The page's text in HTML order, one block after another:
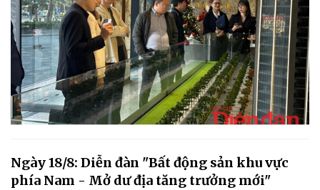
Ngày 18/8: Diễn đàn "Bất động sản khu vực
phía Nam - Mở dư địa tăng trưởng mới"